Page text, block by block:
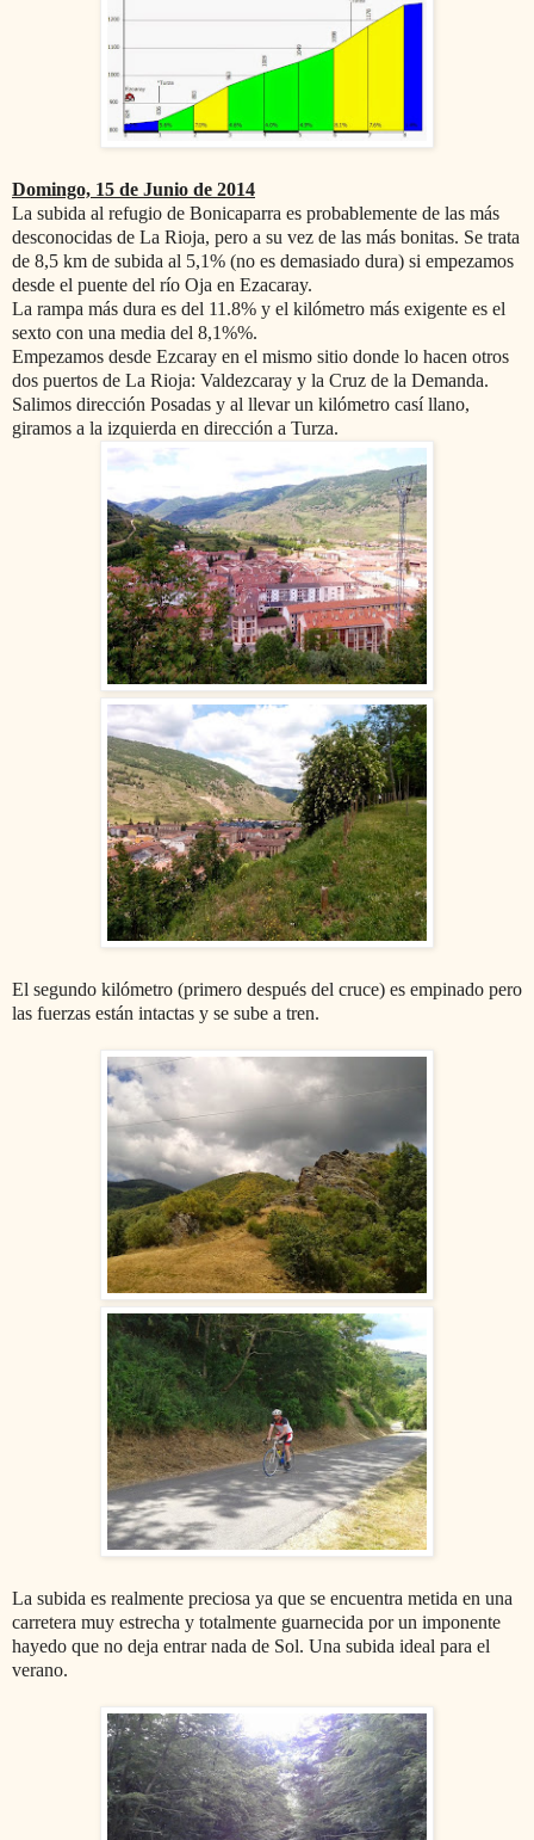
Domingo, 15 de Junio de 2014
La subida al refugio de Bonicaparra es probablemente de las más
desconocidas de La Rioja, pero a su vez de las más bonitas. Se trata
de 8,5 km de subida al 5,1% (no es demasiado dura) si empezamos
desde el puente del río Oja en Ezacaray.
La rampa más dura es del 11.8% y el kilómetro más exigente es el
sexto con una media del 8,1%%.
Empezamos desde Ezcaray en el mismo sitio donde lo hacen otros
dos puertos de La Rioja: Valdezcaray y la Cruz de la Demanda.
Salimos dirección Posadas y al llevar un kilómetro casí llano,
giramos a la izquierda en dirección a Turza.
El segundo kilómetro (primero después del cruce) es empinado pero
las fuerzas están intactas y se sube a tren.
La subida es realmente preciosa ya que se encuentra metida en una
carretera muy estrecha y totalmente guarnecida por un imponente
hayedo que no deja entrar nada de Sol. Una subida ideal para el
verano.